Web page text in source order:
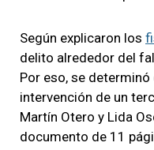
Según explicaron los
delito alrededor del
Por eso, se
intervención de un
Martín Otero y Lida
documento de 11